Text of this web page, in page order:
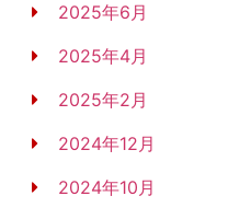
2025年6月
2025年4月
2025年2月
2024年12月
2024年10月